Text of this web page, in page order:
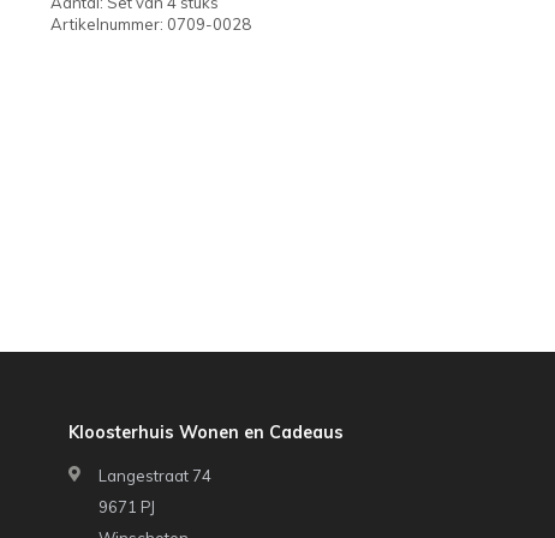
Artikelnummer: 0709-0028
Kloosterhuis Wonen en Cadeaus
Langestraat 74
9671 PJ